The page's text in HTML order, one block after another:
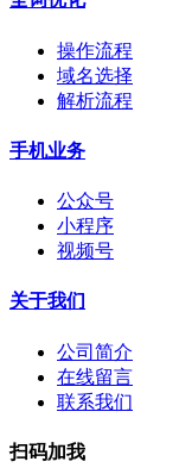
操作流程
域名选择
解析流程
手机业务
公众号
小程序
视频号
关于我们
公司简介
在线留言
联系我们
扫码加我